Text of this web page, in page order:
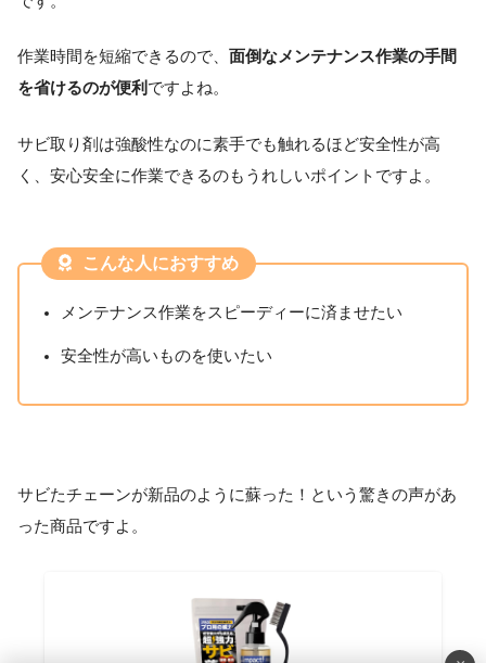
作業時間を短縮できるので、 面倒なメンテナンス作業の手間
を省けるのが便利 ですよね。
サビ取り剤は強酸性なのに素手でも触れるほど安全性が高
く、安心安全に作業できるのもうれしいポイントですよ。
こんな人におすすめ
メンテナンス作業をスピーディーに済ませたい
安全性が高いものを使いたい
サビたチェーンが新品のように蘇った！という驚きの声があ
った商品ですよ。